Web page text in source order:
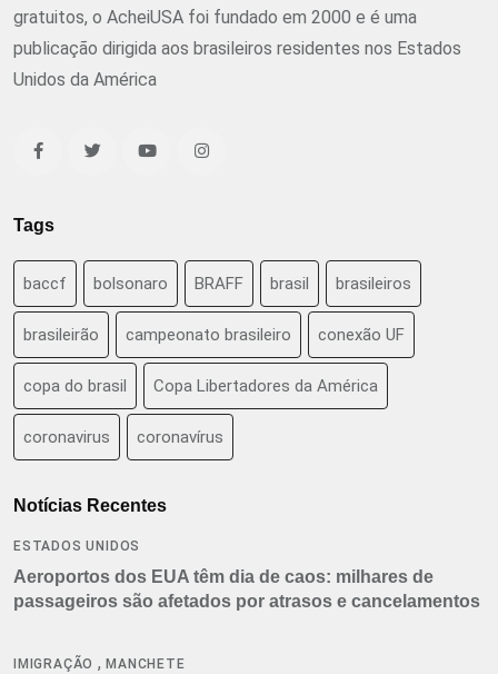
gratuitos, o AcheiUSA foi fundado em 2000 e é uma
publicação dirigida aos brasileiros residentes nos Estados
Unidos da América
Tags
baccf bolsonaro BRAFF brasil brasileiros
brasileirão campeonato brasileiro conexão UF
copa do brasil Copa Libertadores da América
coronavirus coronavírus
Notícias Recentes
ESTADOS UNIDOS
Aeroportos dos EUA têm dia de caos: milhares de
passageiros são afetados por atrasos e cancelamentos
IMIGRAÇÃO ,MANCHETE